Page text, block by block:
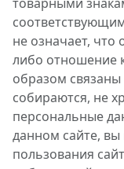
не означает, что
либо отношение
образом
собираются, не
персональные
данном сайте, вы
пользования